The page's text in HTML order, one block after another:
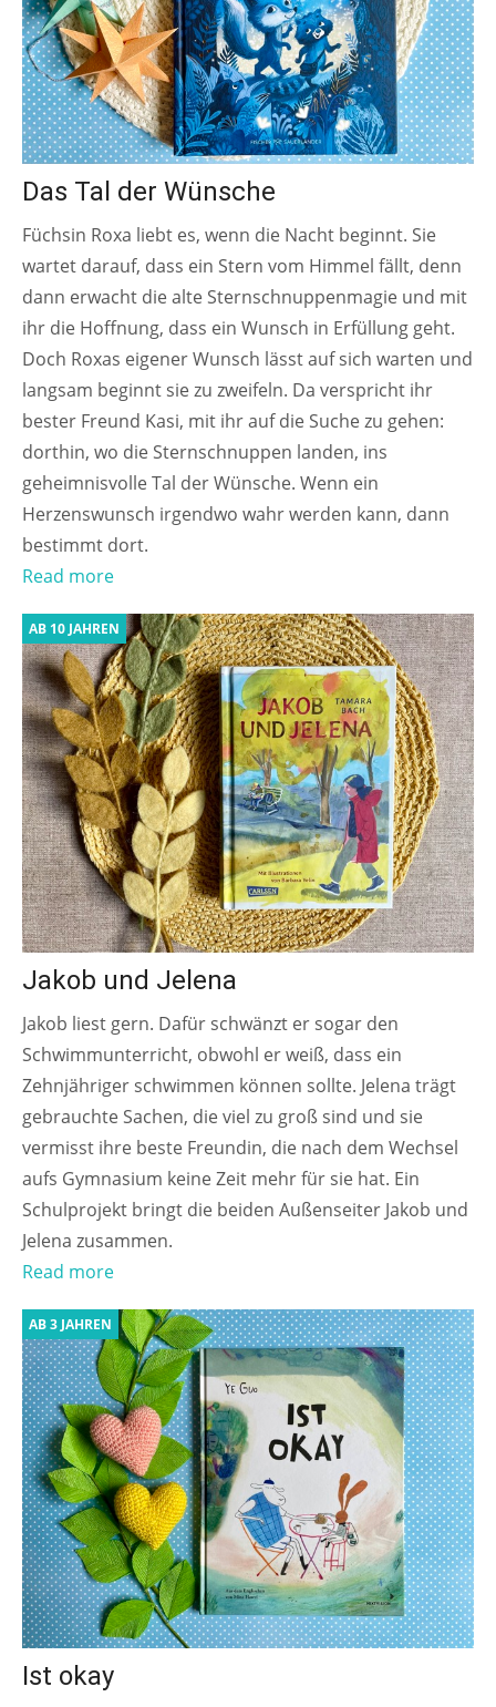
Das Tal der Wünsche
Füchsin Roxa liebt es, wenn die Nacht beginnt. Sie
wartet darauf, dass ein Stern vom Himmel fällt, denn
dann erwacht die alte Sternschnuppenmagie und mit
ihr die Hoffnung, dass ein Wunsch in Erfüllung geht.
Doch Roxas eigener Wunsch lässt auf sich warten und
langsam beginnt sie zu zweifeln. Da verspricht ihr
bester Freund Kasi, mit ihr auf die Suche zu gehen:
dorthin, wo die Sternschnuppen landen, ins
geheimnisvolle Tal der Wünsche. Wenn ein
Herzenswunsch irgendwo wahr werden kann, dann
bestimmt dort.
Read more
AB 10 JAHREN
Jakob und Jelena
Jakob liest gern. Dafür schwänzt er sogar den
Schwimmunterricht, obwohl er weiß, dass ein
Zehnjähriger schwimmen können sollte. Jelena trägt
gebrauchte Sachen, die viel zu groß sind und sie
vermisst ihre beste Freundin, die nach dem Wechsel
aufs Gymnasium keine Zeit mehr für sie hat. Ein
Schulprojekt bringt die beiden Außenseiter Jakob und
Jelena zusammen.
Read more
AB 3 JAHREN
Ist okay